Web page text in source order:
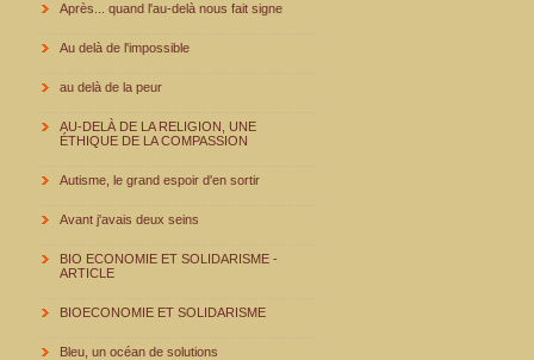
Après... quand l'au-delà nous fait signe
Au delà de l'impossible
au delà de la peur
AU-DELÀ DE LA RELIGION, UNE
ÉTHIQUE DE LA COMPASSION
Autisme, le grand espoir d'en sortir
Avant j'avais deux seins
BIO ECONOMIE ET SOLIDARISME -
ARTICLE
BIOECONOMIE ET SOLIDARISME
Bleu, un océan de solutions